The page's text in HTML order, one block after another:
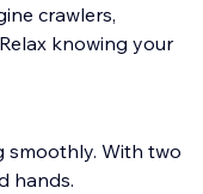
crawlers,
knowing your
smoothly. With two
hands.